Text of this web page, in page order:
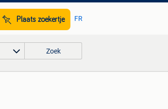
Plaats zoekertje FR
Zoek